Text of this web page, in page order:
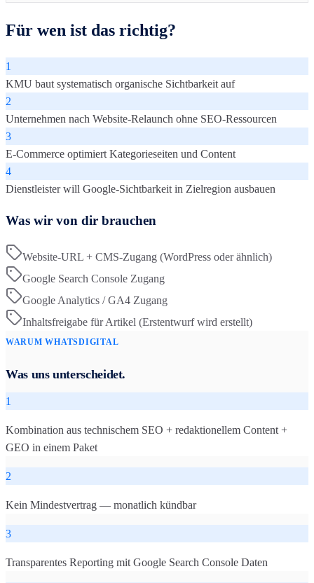
Für wen ist das richtig?
1
KMU baut systematisch organische Sichtbarkeit auf
2
Unternehmen nach Website-Relaunch ohne SEO-Ressourcen
3
E-Commerce optimiert Kategorieseiten und Content
4
Dienstleister will Google-Sichtbarkeit in Zielregion ausbauen
Was wir von dir brauchen
Website-URL + CMS-Zugang (WordPress oder ähnlich)
Google Search Console Zugang
Google Analytics / GA4 Zugang
Inhaltsfreigabe für Artikel (Erstentwurf wird erstellt)
WARUM WHATSDIGITAL
Was uns unterscheidet.
1
Kombination aus technischem SEO + redaktionellem Content +
GEO in einem Paket
2
Kein Mindestvertrag — monatlich kündbar
3
Transparentes Reporting mit Google Search Console Daten